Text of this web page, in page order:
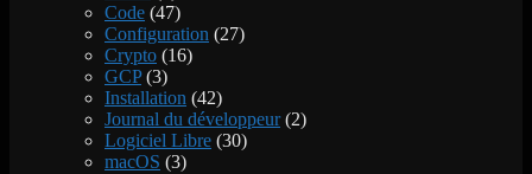
Code (47)
Configuration (27)
Crypto (16)
GCP(3)
Installation (42)
Journal du développeur(2)
Logiciel Libre (30)
macOS (3)